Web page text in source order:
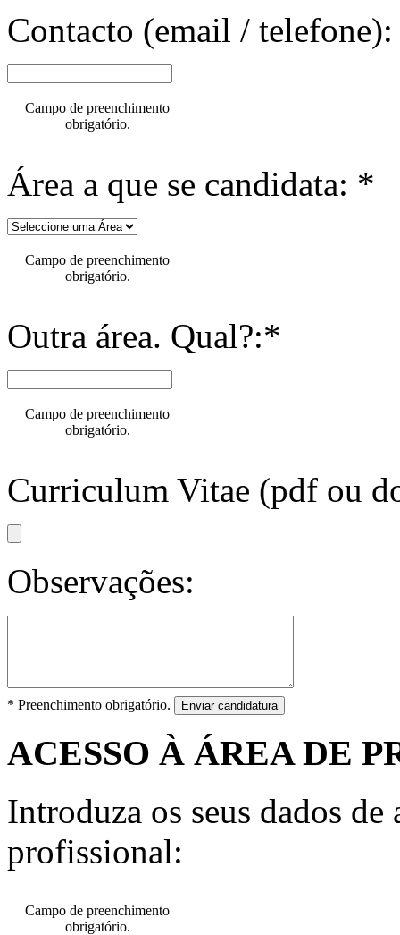
Contacto (email /
Campo de preenchimento
obrigatório.
Área a que se candidata: *
Campo de preenchimento
obrigatório.
Outra área. Qual?:*
Campo de preenchimento
obrigatório.
Curriculum Vitae (pdf ou
Observações:
* Preenchimento obrigatório. Enviar candidatura
ACESSO À ÁREA DE
Introduza os seus dados de
profissional:
Campo de preenchimento
obrigatório.